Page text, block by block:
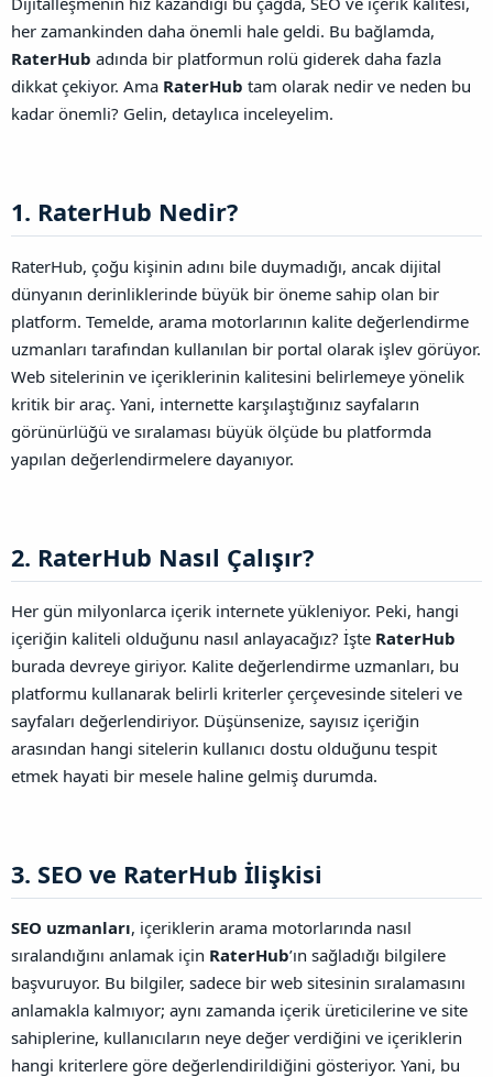
her zamankinden daha önemli hale geldi. Bu bağlamda,
RaterHub adında bir platformun rolü giderek daha fazla
dikkat çekiyor. Ama RaterHub tam olarak nedir ve neden bu
kadar önemli? Gelin, detaylıca inceleyelim.
1. RaterHub Nedir?​
RaterHub, çoğu kişinin adını bile duymadığı, ancak dijital
dünyanın derinliklerinde büyük bir öneme sahip olan bir
platform. Temelde, arama motorlarının kalite değerlendirme
uzmanları tarafından kullanılan bir portal olarak işlev görüyor.
Web sitelerinin ve içeriklerinin kalitesini belirlemeye yönelik
kritik bir araç. Yani, internette karşılaştığınız sayfaların
görünürlüğü ve sıralaması büyük ölçüde bu platformda
yapılan değerlendirmelere dayanıyor.
2. RaterHub Nasıl Çalışır?​
Her gün milyonlarca içerik internete yükleniyor. Peki, hangi
içeriğin kaliteli olduğunu nasıl anlayacağız? İşte RaterHub
burada devreye giriyor. Kalite değerlendirme uzmanları, bu
platformu kullanarak belirli kriterler çerçevesinde siteleri ve
sayfaları değerlendiriyor. Düşünsenize, sayısız içeriğin
arasından hangi sitelerin kullanıcı dostu olduğunu tespit
etmek hayati bir mesele haline gelmiş durumda.
3. SEO ve RaterHub İlişkisi​
SEO uzmanları, içeriklerin arama motorlarında nasıl
sıralandığını anlamak için RaterHub’ın sağladığı bilgilere
başvuruyor. Bu bilgiler, sadece bir web sitesinin sıralamasını
anlamakla kalmıyor; aynı zamanda içerik üreticilerine ve site
sahiplerine, kullanıcıların neye değer verdiğini ve içeriklerin
hangi kriterlere göre değerlendirildiğini gösteriyor. Yani, bu